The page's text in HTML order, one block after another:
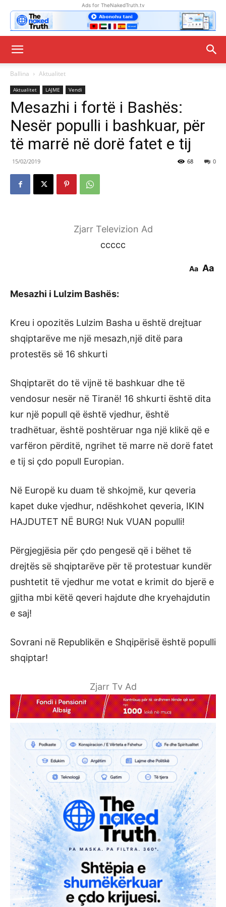
Ads for TheNakedTruth.tv
Ballina Aktualitet
Aktualitet LAJME Vendi
Mesazhi i fortë i Bashës:
Nesër populli i bashkuar, për
të marrë në dorë fatet e tij
15/02/2019 0
68
Zjarr Televizion Ad
ccccc
Aa Aa
Mesazhi i Lulzim Bashës:
Kreu i opozitës Lulzim Basha u është drejtuar
shqiptarëve me një mesazh,një ditë para
protestës së 16 shkurti
Shqiptarët do të vijnë të bashkuar dhe të
vendosur nesër në Tiranë! 16 shkurti është dita
kur një popull që është vjedhur, është
tradhëtuar, është poshtëruar nga një klikë që e
varfëron përditë, ngrihet të marre në dorë fatet
e tij si çdo popull Europian.
Në Europë ku duam të shkojmë, kur qeveria
kapet duke vjedhur, ndëshkohet qeveria, IKIN
HAJDUTET NË BURG! Nuk VUAN populli!
Përgjegjësia për çdo pengesë që i bëhet të
drejtës së shqiptarëve për të protestuar kundër
pushtetit të vjedhur me votat e krimit do bjerë e
gjitha mbi këtë qeveri hajdute dhe kryehajdutin
e saj!
Sovrani në Republikën e Shqipërisë është populli
shqiptar!
Zjarr Tv Ad